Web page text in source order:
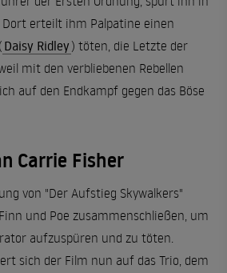
erteilt ihm Palpatine einen
Daisy Ridley ) töten, die Letzte der
mit den verbliebenen Rebellen
auf den Endkampf gegen das Böse
Carrie Fisher
von "Der Aufstieg Skywalkers"
und Poe zusammenschließen, um
aufzuspüren und zu töten.
sich der Film nun auf das Trio, dem